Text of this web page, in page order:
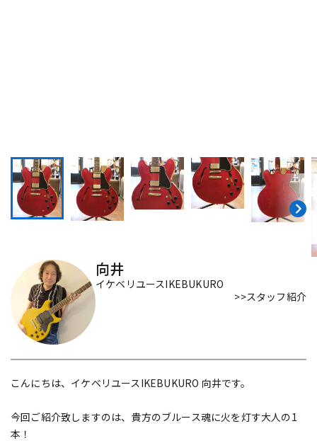
向井
イケベリユースIKEBUKURO
>>スタッフ紹介
こんにちは、イケベリユースIKEBUKURO 向井です。
今回ご紹介致しますのは、貴方のブルース魂に火を灯す大人の1
本！